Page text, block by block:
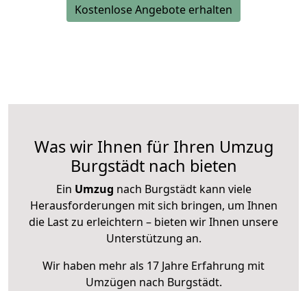
Kostenlose Angebote erhalten
Was wir Ihnen für Ihren Umzug
Burgstädt nach bieten
Ein Umzug nach Burgstädt kann viele
Herausforderungen mit sich bringen, um Ihnen
die Last zu erleichtern – bieten wir Ihnen unsere
Unterstützung an.
Wir haben mehr als 17 Jahre Erfahrung mit
Umzügen nach Burgstädt.